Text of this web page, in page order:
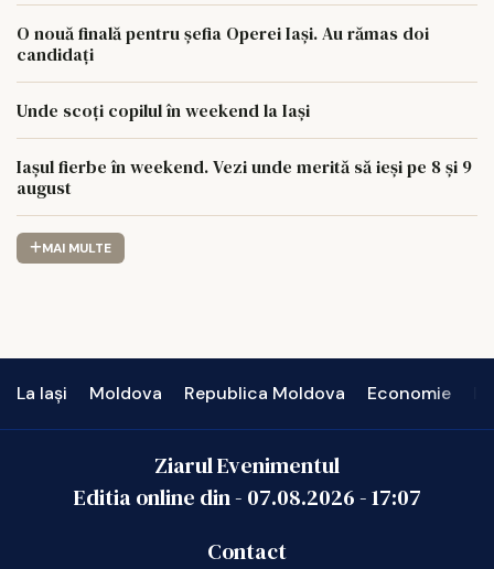
O nouă finală pentru șefia Operei Iași. Au rămas doi
candidați
Unde scoți copilul în weekend la Iași
Iașul fierbe în weekend. Vezi unde merită să ieși pe 8 și 9
august
MAI MULTE
La Iași Moldova Republica Moldova Economie
Ziarul Evenimentul
Editia online din - 07.08.2026-17:07
Contact